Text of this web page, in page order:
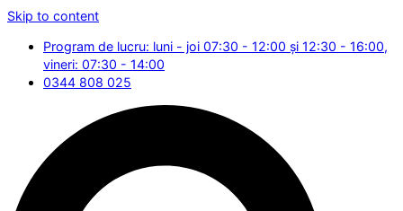
Skip to content
Program de lucru: luni - joi 07:30 - 12:00 și 12:30 - 16:00,
vineri: 07:30 - 14:00
0344 808 025